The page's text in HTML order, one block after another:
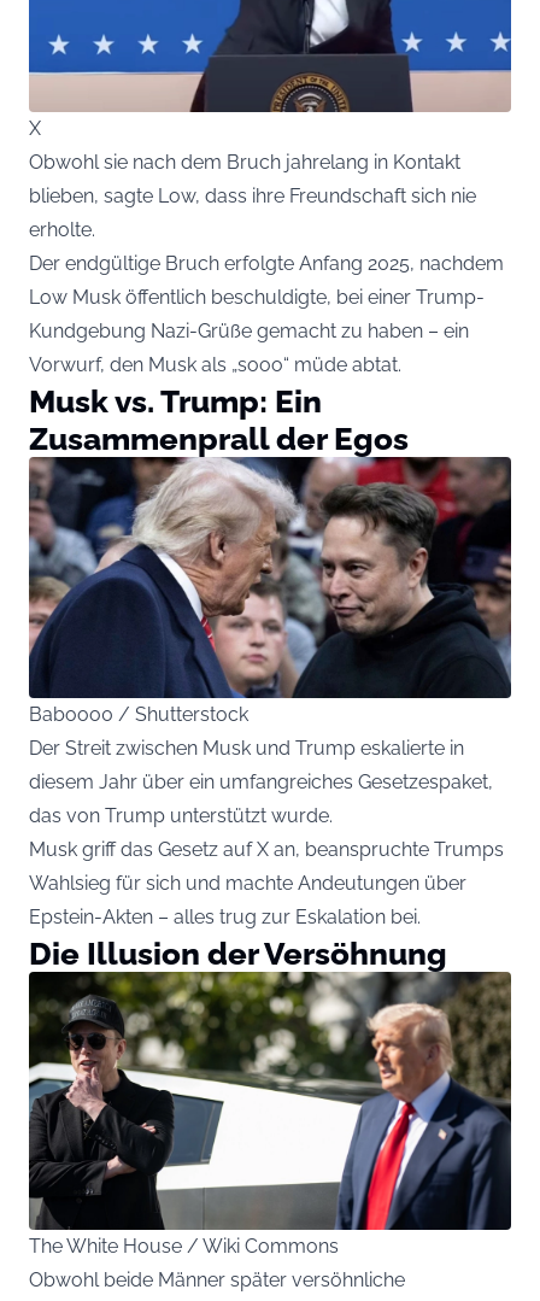
X
Obwohl sie nach dem Bruch jahrelang in Kontakt
blieben, sagte Low, dass ihre Freundschaft sich nie
erholte.
Der endgültige Bruch erfolgte Anfang 2025, nachdem
Low Musk öffentlich beschuldigte, bei einer Trump-
Kundgebung Nazi-Grüße gemacht zu haben – ein
Vorwurf, den Musk als „sooo“ müde abtat.
Musk vs. Trump: Ein
Zusammenprall der Egos
Babooo0 / Shutterstock
Der Streit zwischen Musk und Trump eskalierte in
diesem Jahr über ein umfangreiches Gesetzespaket,
das von Trump unterstützt wurde.
Musk griff das Gesetz auf X an, beanspruchte Trumps
Wahlsieg für sich und machte Andeutungen über
Epstein-Akten – alles trug zur Eskalation bei.
Die Illusion der Versöhnung
The White House / Wiki Commons
Obwohl beide Männer später versöhnliche